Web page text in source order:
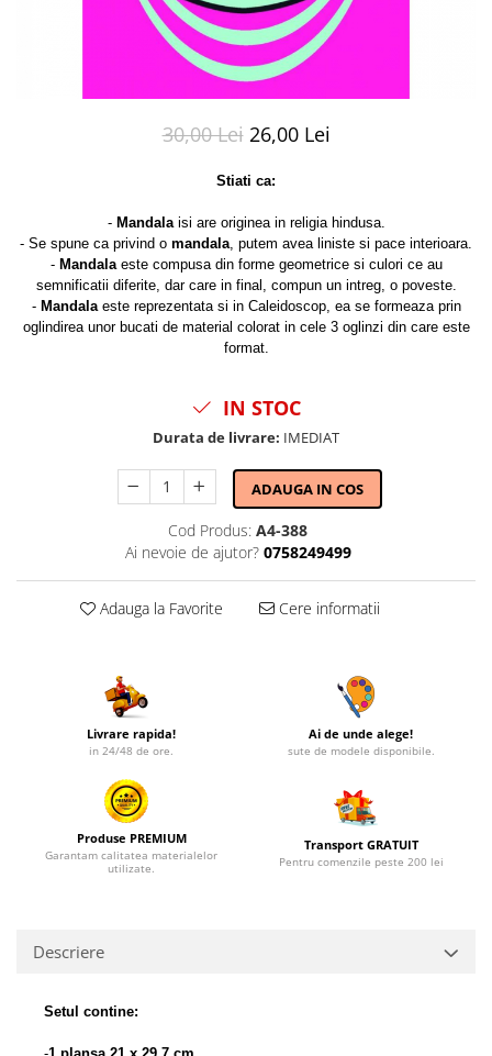
30,00 Lei 26,00 Lei
Stiati ca:
- Mandalaisi are originea in religia hindusa.
- Se spune ca privind o mandala , putem avea liniste si pace interioara.
- Mandala este compusa din forme geometrice si culori ce au
semnificatii diferite, dar care in final, compun un intreg, o poveste.
- Mandalaeste reprezentata si in Caleidoscop, ea se formeaza prin
oglindirea unor bucati de material colorat in cele 3 oglinzi din care este
format.
IN STOC
Durata de livrare: IMEDIAT
ADAUGA IN COS
Cod Produs: A4-388
Ai nevoie de ajutor? 0758249499
Adauga la Favorite Cere informatii
Livrare rapida!
in 24/48 de ore.
Ai de unde alege!
sute de modele disponibile.
Produse PREMIUM
Garantam calitatea materialelor
utilizate.
Transport GRATUIT
Pentru comenzile peste 200 lei
Descriere
Setul contine: